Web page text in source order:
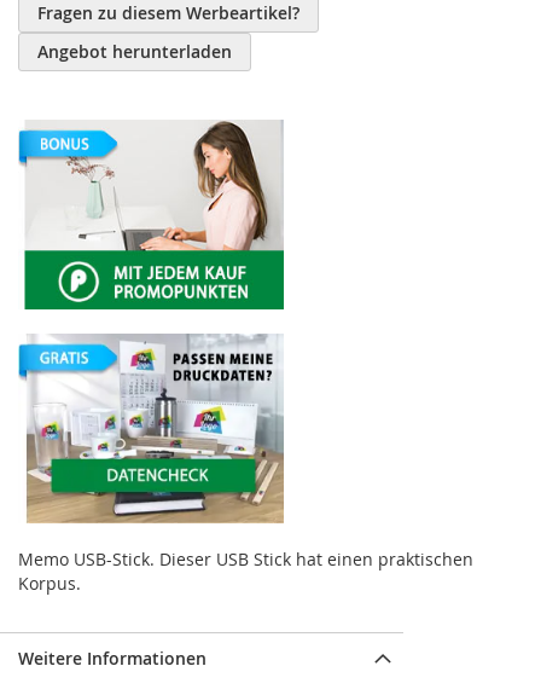
Fragen zu diesem Werbeartikel?
Angebot herunterladen
Memo USB-Stick. Dieser USB Stick hat einen praktischen
Korpus.
Weitere Informationen